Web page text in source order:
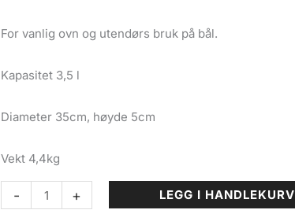
For vanlig ovn og utendørs bruk på bål.
Kapasitet 3,5 l
Diameter 35cm, høyde 5cm
Vekt 4,4kg
-
Steikepanne
støpejern
+ LEGG I HANDLEKURV